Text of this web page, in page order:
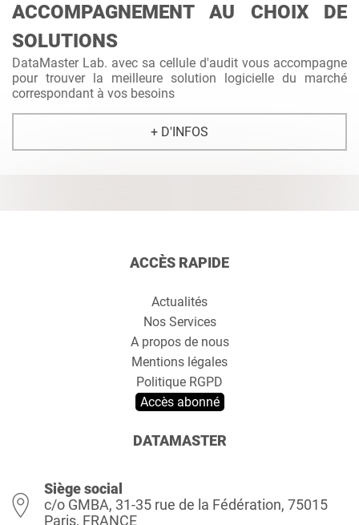
ACCOMPAGNEMENT AU CHOIX DE
SOLUTIONS
DataMaster Lab. avec sa cellule d'audit vous accompagne
pour trouver la meilleure solution logicielle du marché
correspondant à vos besoins
+ D'INFOS
ACCÈS RAPIDE
Actualités
Nos Services
A propos de nous
Mentions légales
Politique RGPD
Accès abonné
DATAMASTER
Siège social
c/o GMBA, 31-35 rue de la Fédération, 75015
Paris, FRANCE